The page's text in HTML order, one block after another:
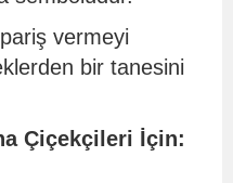
vermeyi
bir tanesini
Çiçekçileri İçin: